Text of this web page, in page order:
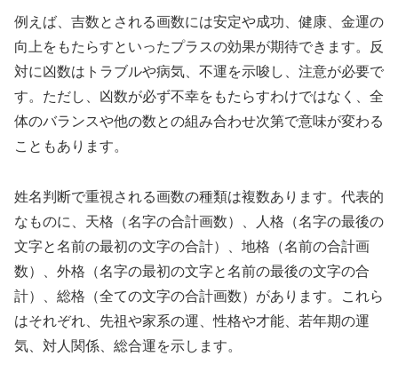
例えば、吉数とされる画数には安定や成功、健康、金運の
向上をもたらすといったプラスの効果が期待できます。反
対に凶数はトラブルや病気、不運を示唆し、注意が必要で
す。ただし、凶数が必ず不幸をもたらすわけではなく、全
体のバランスや他の数との組み合わせ次第で意味が変わる
こともあります。
姓名判断で重視される画数の種類は複数あります。代表的
なものに、天格（名字の合計画数）、人格（名字の最後の
文字と名前の最初の文字の合計）、地格（名前の合計画
数）、外格（名字の最初の文字と名前の最後の文字の合
計）、総格（全ての文字の合計画数）があります。これら
はそれぞれ、先祖や家系の運、性格や才能、若年期の運
気、対人関係、総合運を示します。